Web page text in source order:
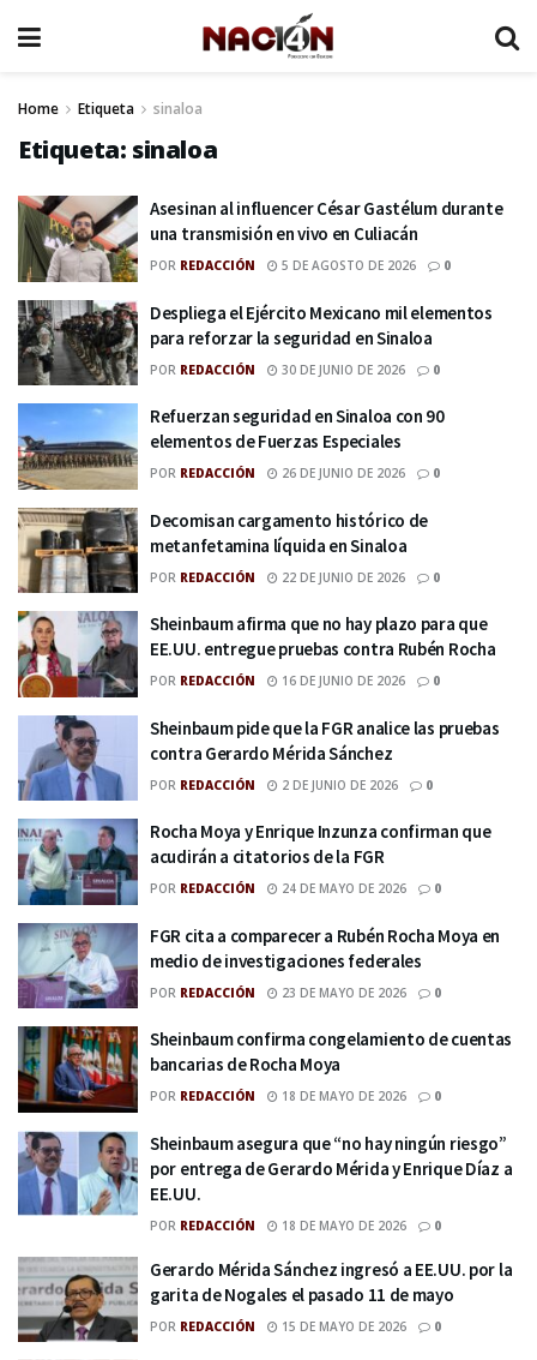
Home Etiqueta sinaloa
Etiqueta: sinaloa
Asesinan al influencer César Gastélum durante
una transmisión en vivo en Culiacán
POR REDACCIÓN 5 DE AGOSTO DE 2026 0
Despliega el Ejército Mexicano mil elementos
para reforzar la seguridad en Sinaloa
POR REDACCIÓN 30 DE JUNIO DE 2026 0
Refuerzan seguridad en Sinaloa con 90
elementos de Fuerzas Especiales
POR REDACCIÓN 26 DE JUNIO DE 2026 0
Decomisan cargamento histórico de
metanfetamina líquida en Sinaloa
POR REDACCIÓN 22 DE JUNIO DE 2026 0
Sheinbaum afirma que no hay plazo para que
EE.UU. entregue pruebas contra Rubén Rocha
POR REDACCIÓN 16 DE JUNIO DE 2026 0
Sheinbaum pide que la FGR analice las pruebas
contra Gerardo Mérida Sánchez
POR REDACCIÓN 2 DE JUNIO DE 2026 0
Rocha Moya y Enrique Inzunza confirman que
acudirán a citatorios de la FGR
POR REDACCIÓN 24 DE MAYO DE 2026 0
FGR cita a comparecer a Rubén Rocha Moya en
medio de investigaciones federales
POR REDACCIÓN 23 DE MAYO DE 2026 0
Sheinbaum confirma congelamiento de cuentas
bancarias de Rocha Moya
POR REDACCIÓN 18 DE MAYO DE 2026 0
Sheinbaum asegura que “no hay ningún riesgo”
por entrega de Gerardo Mérida y Enrique Díaz a
EE.UU.
POR REDACCIÓN 18 DE MAYO DE 2026 0
Gerardo Mérida Sánchez ingresó a EE.UU. por la
garita de Nogales el pasado 11 de mayo
POR REDACCIÓN 15 DE MAYO DE 2026 0